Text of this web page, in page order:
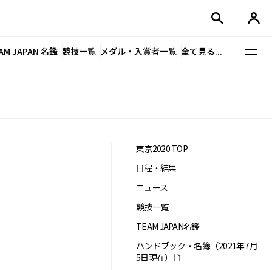
JAPAN 名鑑 競技一覧 メダル・入賞者一覧 全て見る...
東京2020 TOP
日程・結果
ニュース
競技一覧
TEAM JAPAN名鑑
ハンドブック・名簿（2021年7月
5日現在）